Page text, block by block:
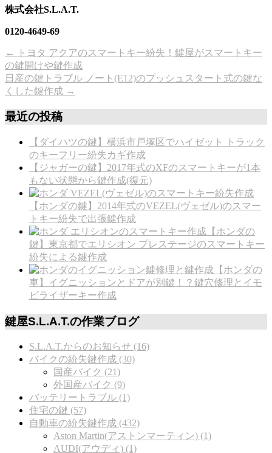
株式会社S.L.A.T.
0120-4649-69
←
トヨタ アクアのスマートキー紛失！鍵屋がスマートキー
の鍵開けや鍵作成
日産の鍵トラブル ノート(E12)のプッシュスタート式の鍵な
くした鍵作成 →
最近の投稿
【ダイハツの鍵】横浜市戸塚区でハイゼット トラック
のキーフリー紛失カギ作成
【ジャガーの鍵】2017年式のXFのスマートキーが1本
もない状態から鍵作成(復元)
【ホンダの鍵】2014年式のVEZEL(ヴェゼル)のスマー
トキー紛失で出張鍵作成
【ホンダの
鍵】東京都でエリシオン プレステージのスマートキー
紛失による鍵作成
【ホンダの
車】イグニッションとドアが別鍵！？鍵穴修理とイモ
ビライザーキー作成
鍵屋S.L.A.T.の作業ブログ
S.L.A.T.からのお知らせ (16)
バイクの紛失鍵作成 (30)
国産バイク (21)
外国産バイク (9)
バッテリートラブル (1)
住宅の鍵 (57)
自動車の紛失鍵作成 (432)
Aston Martin(アストンマーティン) (1)
AUDI(アウディ) (1)